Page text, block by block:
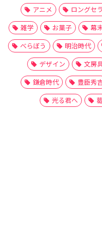
アニメ
ロングセ
雑学
お菓子 幕
べらぼう
明治時代
デザイン
文房
鎌倉時代
豊臣秀
光る君へ